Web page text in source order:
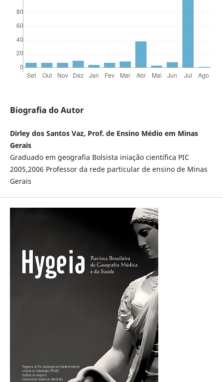
Biografia do Autor
Dirley dos Santos Vaz, Prof. de Ensino Médio em Minas
Gerais
Graduado em geografia Bolsista iniação científica PIC
2005,2006 Professor da rede particular de ensino de Minas
Gerais